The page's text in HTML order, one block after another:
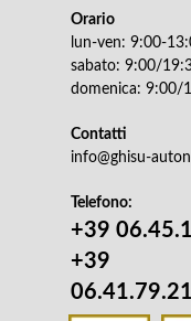
Orario
lun-ven: 9:00-
sabato: 9:00/
domenica: 9:00/
Contatti
info@ghisu-
Telefono:
+39
+39